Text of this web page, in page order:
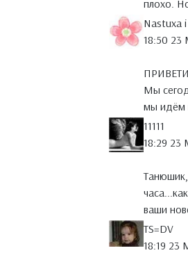
плохо.
Nastuxa
18:50 23
Мы
мы идём
11111
18:29 23
ваши
TS=DV
18:19 23